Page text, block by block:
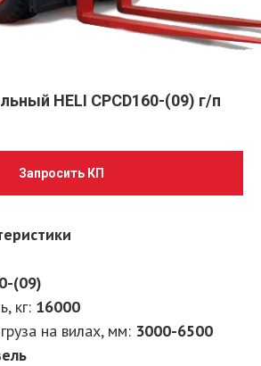
HELI CPCD160-(09) г/п
Запросить КП
(09)
кг: 16000
на вилах, мм: 3000-6500